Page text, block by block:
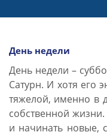
День недели
День недели –
Сатурн. И хотя его
тяжелой, именно в
собственной
и начинать новые,